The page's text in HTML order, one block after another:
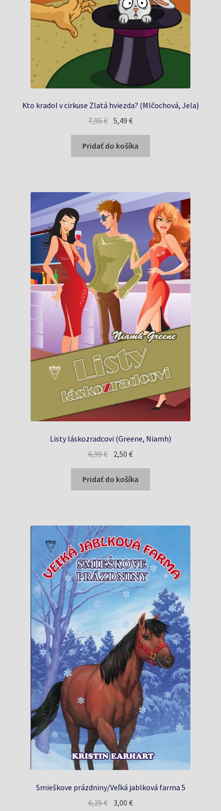
Kto kradol v cirkuse Zlatá hviezda? (Mlčochová, Jela)
7,95€ Pôvodná
cena
bola:
7,95 €.
5,49€Aktuálna
cena
je:
5,49 €.
Pridať do košíka
Listy láskozradcovi (Greene, Niamh)
6,99€ Pôvodná
bola:
6,99 €.
2,50€Aktuálna
je:
2,50 €.
Pridať do košíka
Smieškove prázdniny/Veľká jablková farma 5
6,25€ Pôvodná
3,00€Aktuálna